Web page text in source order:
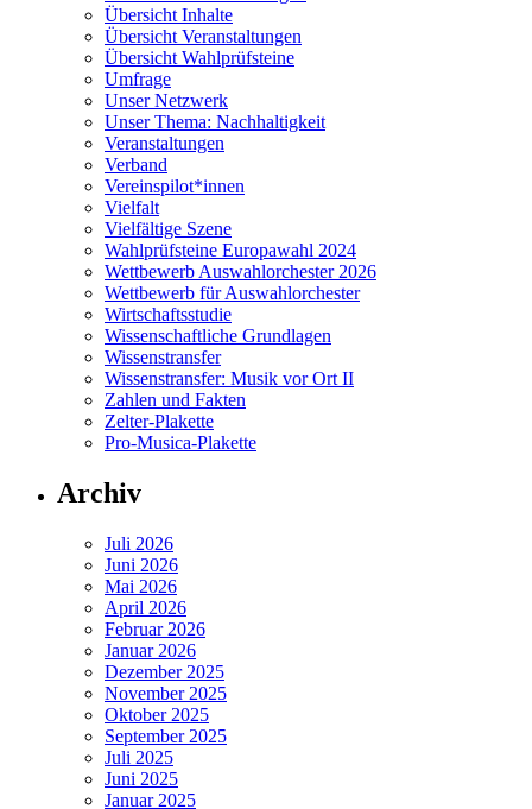
Übersicht Inhalte
Übersicht Veranstaltungen
Übersicht Wahlprüfsteine
Umfrage
Unser Netzwerk
Unser Thema: Nachhaltigkeit
Veranstaltungen
Verband
Vereinspilot*innen
Vielfalt
Vielfältige Szene
Wahlprüfsteine Europawahl 2024
Wettbewerb Auswahlorchester 2026
Wettbewerb für Auswahlorchester
Wirtschaftsstudie
Wissenschaftliche Grundlagen
Wissenstransfer
Wissenstransfer: Musik vor Ort II
Zahlen und Fakten
Zelter-Plakette
Pro-Musica-Plakette
Archiv
Juli 2026
Juni 2026
Mai 2026
April 2026
Februar 2026
Januar 2026
Dezember 2025
November 2025
Oktober 2025
September 2025
Juli 2025
Juni 2025
Januar 2025